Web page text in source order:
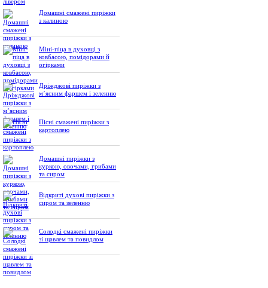
Домашні смажені пиріжки
з калиною
Міні-піца в духовці з
ковбасою, помідорами й
огірками
Дріжджові пиріжки з
м’ясним фаршем і зеленню
Пісні смажені пиріжки з
картоплею
Домашні пиріжки з
куркою, овочами, грибами
та сиром
Відкриті духові пиріжки з
сиром та зеленню
Солодкі смажені пиріжки
зі щавлем та повидлом